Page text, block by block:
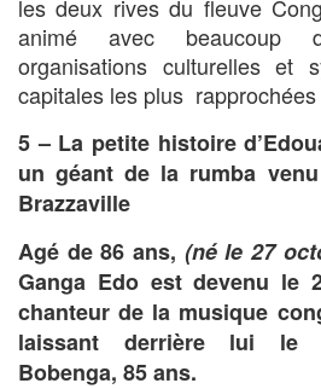
les deux rives du fleuve
animé avec beaucoup
organisations culturelles et
capitales les plus
5 – La petite histoire
un géant de la rumba
Brazzaville
Agé de 86 ans, (né le 27
Ganga Edo est devenu le
chanteur de la musique
laissant derrière lui le
Bobenga, 85 ans.